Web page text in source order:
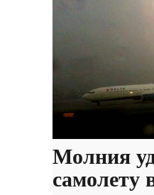
Молния
самолету